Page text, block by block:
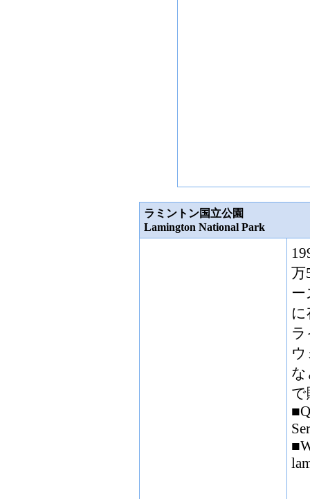
ラミントン国立公園
Lamington National Park
万
ー
な
で